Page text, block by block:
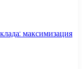
максимизация